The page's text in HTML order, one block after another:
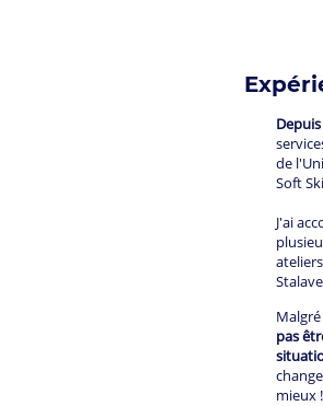
de
Soft
J'ai
pas
mieux !